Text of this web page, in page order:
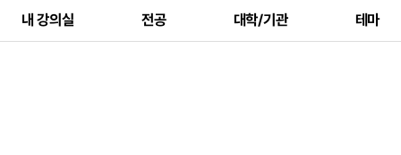
내 강의실 전공 대학/기관 테마